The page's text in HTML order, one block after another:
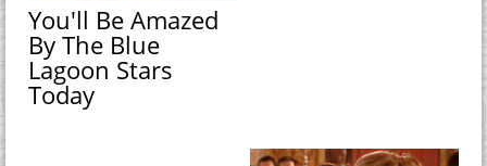
You'll Be Amazed
By The Blue
Lagoon Stars
Today